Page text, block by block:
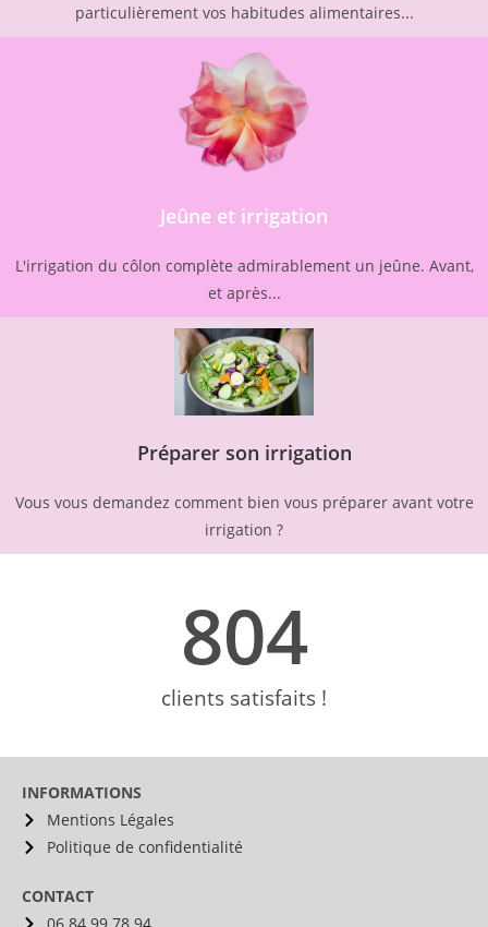
particulièrement vos habitudes alimentaires...
Jeûne et irrigation
L'irrigation du côlon complète admirablement un jeûne. Avant,
et après...
Préparer son irrigation
Vous vous demandez comment bien vous préparer avant votre
irrigation ?
clients satisfaits !
804
INFORMATIONS
Mentions Légales
Politique de confidentialité
CONTACT